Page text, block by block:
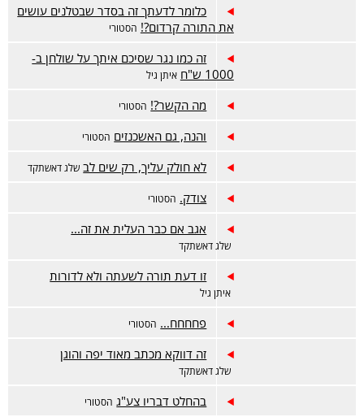
כלומר לדעתך זה בסדר שבטלנים עושים
את התורה קרדום?! הסטורי
זה כמו נגר שסיכם איתך על שולחן ב-
1000 ש"ח
איתן גיל
מה הקשר?! הסטורי
והנה, גם האשכנזים הסטורי
לא חולק עליך, רק שים לב שלג דאשתקד
צודק. הסטורי
אגב אם כבר העלית את זה...
שלג דאשתקד
זו דעת תורה לשעתה ולא לדורות
איתן גיל
פחחחח... הסטורי
זה דווקא מכתב מאוד יפה והוגן
שלג דאשתקד
בהחלט דבריו צע"ג הסטורי